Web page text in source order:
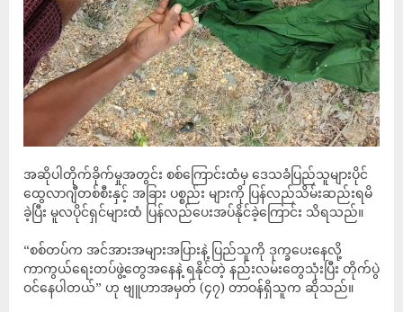
အဆိုပါတိုက်ခိုက်မှုအတွင်း စစ်ကြောင်းထံမှ ဒေသခံပြည်သူများပိုင်
ထွေလာဂျီတစ်စီးနှင့် အခြား ပစ္စည်း များကို ပြန်လည်သိမ်းဆည်းရမိ
ခဲ့ပြီး မူလပိုင်ရှင်များထံ ပြန်လည်ပေးအပ်နိုင်ခဲ့ကြောင်း သိရသည်။
“စစ်တပ်က အင်အားအများအပြားနဲ့ ပြည်သူကို ဒုက္ခပေးနေလို့
ကာကွယ်ရေးတပ်ဖွဲ့တွေအနေနဲ့ ရနိုင်တဲ့ နည်းလမ်းတွေသုံးပြီး တိုက်ပွဲ
ဝင်နေပါတယ်” ဟု ဗျူဟာအမှတ် (၄၇) တာဝန်ရှိသူက ဆိုသည်။